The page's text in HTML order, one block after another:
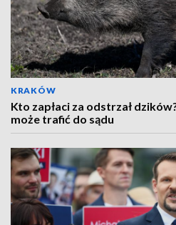
KRAKÓW
Kto zapłaci za odstrzał
może trafić do sądu